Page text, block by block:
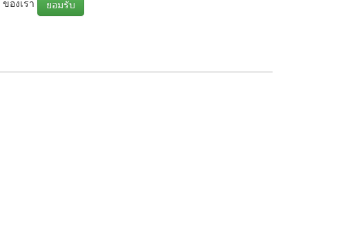
ยอมรับ